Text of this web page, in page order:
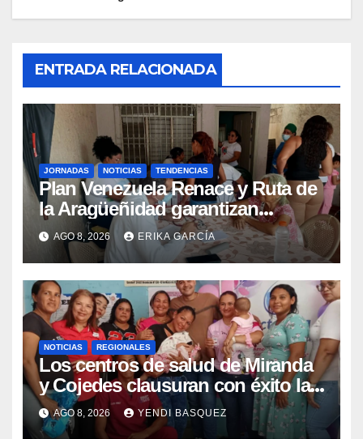
ENTRADA RELACIONADA
JORNADAS NOTICIAS TENDENCIAS
Plan Venezuela Renace y Ruta de
la Aragüeñidad garantizan
atención médica integral en
Aragua
AGO 8, 2026 ERIKA GARCÍA
NOTICIAS REGIONALES
Los centros de salud de Miranda
y Cojedes clausuran con éxito la
Semana Mundial de la Lactancia
Materna
AGO 8, 2026 YENDI BASQUEZ